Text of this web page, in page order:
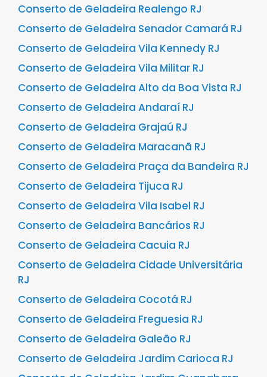
Conserto de Geladeira Realengo RJ
Conserto de Geladeira Senador Camará RJ
Conserto de Geladeira Vila Kennedy RJ
Conserto de Geladeira Vila Militar RJ
Conserto de Geladeira Alto da Boa Vista RJ
Conserto de Geladeira Andaraí RJ
Conserto de Geladeira Grajaú RJ
Conserto de Geladeira Maracanã RJ
Conserto de Geladeira Praça da Bandeira RJ
Conserto de Geladeira Tijuca RJ
Conserto de Geladeira Vila Isabel RJ
Conserto de Geladeira Bancários RJ
Conserto de Geladeira Cacuia RJ
Conserto de Geladeira Cidade Universitária
RJ
Conserto de Geladeira Cocotá RJ
Conserto de Geladeira Freguesia RJ
Conserto de Geladeira Galeão RJ
Conserto de Geladeira Jardim Carioca RJ